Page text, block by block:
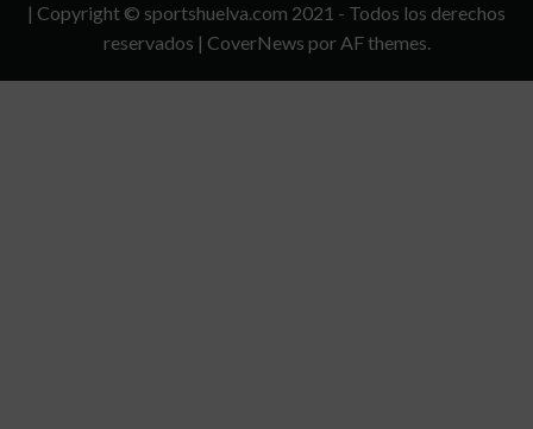
CONDICIONES
| Copyright © sportshuelva.com 2021 - Todos los derechos
reservados | CoverNews por AF themes.